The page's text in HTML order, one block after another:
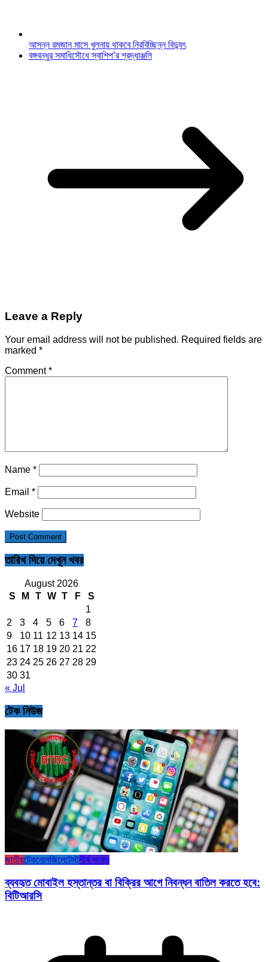
আসন্ন রমজান মাসে খুলনায় থাকবে নিরবিচ্ছিন্ন বিদ্যুৎ
বঙ্গবন্ধুর সমাধিসৌধে স্বাশিপ’র শ্রদ্ধাঞ্জলি
Leave a Reply
Your email address will not be published. Required fields are
marked *
Comment*
Name *
Email *
Website
তারিখ দিয়ে দেখুন খবর
August 2026
S
M T W T F
S
1
2
3 4 5 6 7
8
9
10 11 12 13 14 15
16 17 18 19 20 21 22
23 24 25 26 27 28 29
30 31
« Jul
টেক নিউজ
জাতীয়টেকনোলজিলেটেস্টশীর্ষ সংবাদ
ব্যবহৃত মোবাইল হস্তান্তর বা বিক্রির আগে নিবন্ধন বাতিল করতে হবে:
বিটিআরসি